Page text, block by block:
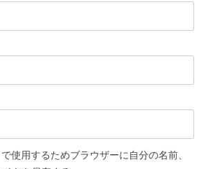
使用するためブラウザーに自分の名前、